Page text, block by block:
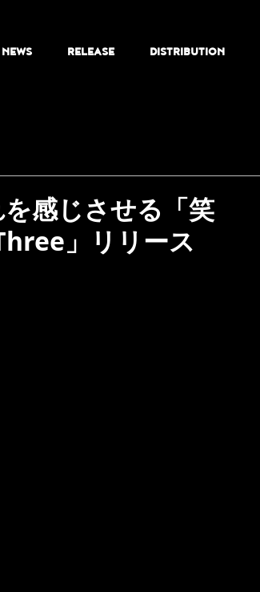
NEWS RELEASE DISTRIBUTION
感じさせる「笑
」リリース